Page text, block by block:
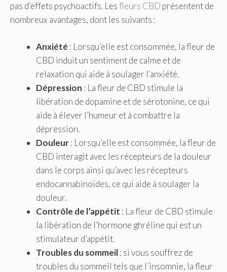
pas d’effets psychoactifs. Lesfleurs CBD présentent de
nombreux avantages, dont les suivants :
Anxiété : Lorsqu’elle est consommée, la fleur de
CBD induit un sentiment de calme et de
relaxation qui aide à soulager l’anxiété.
Dépression : La fleur de CBD stimule la
libération de dopamine et de sérotonine, ce qui
aide à élever l’humeur et à combattre la
dépression.
Douleur: Lorsqu’elle est consommée, la fleur de
CBD interagit avec les récepteurs de la douleur
dans le corps ainsi qu’avec les récepteurs
endocannabinoïdes, ce qui aide à soulager la
douleur.
Contrôle de l’appétit : La fleur de CBD stimule
la libération de l’hormone ghréline qui est un
stimulateur d’appétit.
Troubles du sommeil: si vous souffrez de
troubles du sommeil tels que l’insomnie, la fleur